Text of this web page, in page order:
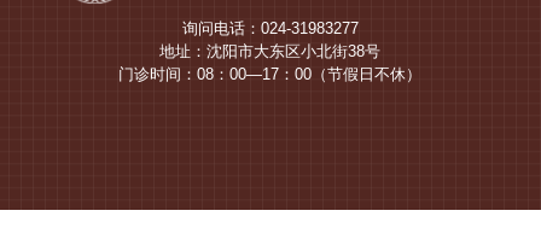
询问电话：024-31983277
地址：沈阳市大东区小北街38号
门诊时间：08：00—17：00（节假日不休）